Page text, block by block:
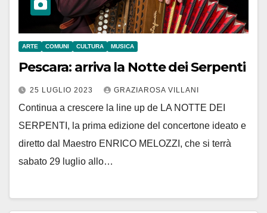
ARTE COMUNI CULTURA MUSICA
Pescara: arriva la Notte dei Serpenti
25 LUGLIO 2023 GRAZIAROSA VILLANI
Continua a crescere la line up de LA NOTTE DEI
SERPENTI, la prima edizione del concertone ideato e
diretto dal Maestro ENRICO MELOZZI, che si terrà
sabato 29 luglio allo…